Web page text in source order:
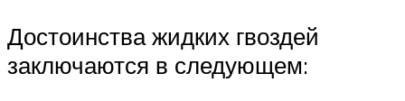
Достоинства жидких гвоздей
заключаются в следующем: